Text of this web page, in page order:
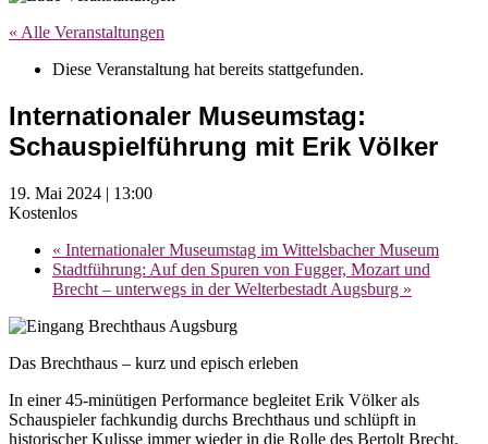
« Alle Veranstaltungen
Diese Veranstaltung hat bereits stattgefunden.
Internationaler Museumstag:
Schauspielführung mit Erik Völker
19. Mai 2024 | 13:00
Kostenlos
« Internationaler Museumstag im Wittelsbacher Museum
Stadtführung: Auf den Spuren von Fugger, Mozart und
Brecht – unterwegs in der Welterbestadt Augsburg »
Das Brechthaus – kurz und episch erleben
In einer 45-minütigen Performance begleitet Erik Völker als
Schauspieler fachkundig durchs Brechthaus und schlüpft in
historischer Kulisse immer wieder in die Rolle des Bertolt Brecht.